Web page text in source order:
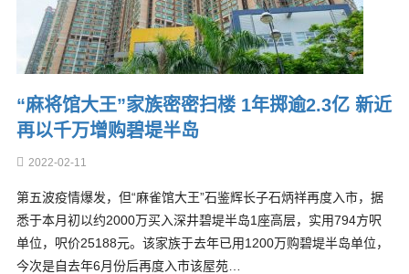
“麻将馆大王”家族密密扫楼 1年掷逾2.3亿 新近
再以千万增购碧堤半岛
2022-02-11
第五波疫情爆发，但“麻雀馆大王”石鉴辉长子石炳祥再度入市，据
悉于本月初以约2000万买入深井碧堤半岛1座高层，实用794方呎
单位，呎价25188元。该家族于去年已用1200万购碧堤半岛单位，
今次是自去年6月份后再度入市该屋苑…